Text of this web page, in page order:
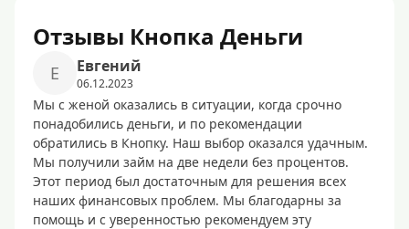
Отзывы Кнопка Деньги
Е Евгений
06.12.2023
Мы с женой оказались в ситуации, когда срочно
понадобились деньги, и по рекомендации
обратились в Кнопку. Наш выбор оказался удачным.
Мы получили займ на две недели без процентов.
Этот период был достаточным для решения всех
наших финансовых проблем. Мы благодарны за
помощь и с уверенностью рекомендуем эту